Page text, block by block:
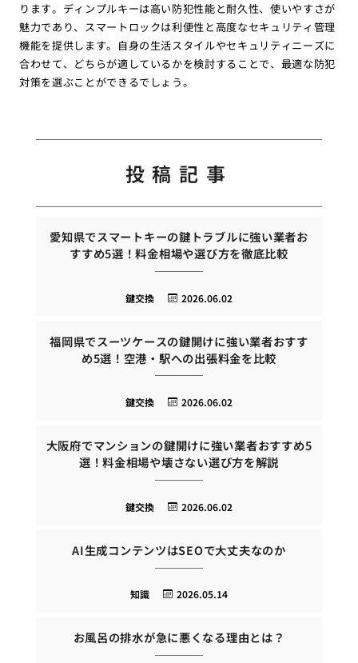
ります。ディンプルキーは高い防犯性能と耐久性、使いやすさが
魅力であり、スマートロックは利便性と高度なセキュリティ管理
機能を提供します。自身の生活スタイルやセキュリティニーズに
合わせて、どちらが適しているかを検討することで、最適な防犯
対策を選ぶことができるでしょう。
投稿記事
愛知県でスマートキーの鍵トラブルに強い業者お
すすめ5選！料金相場や選び方を徹底比較
2026.06.02
鍵交換
福岡県でスーツケースの鍵開けに強い業者おすす
め5選！空港・駅への出張料金を比較
2026.06.02
鍵交換
大阪府でマンションの鍵開けに強い業者おすすめ5
選！料金相場や壊さない選び方を解説
2026.06.02
鍵交換
AI生成コンテンツはSEOで大丈夫なのか
2026.05.14
知識
お風呂の排水が急に悪くなる理由とは？